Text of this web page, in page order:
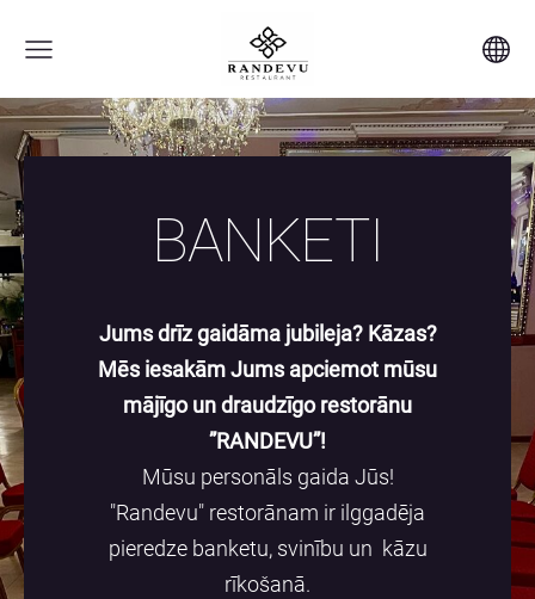
BANKETI
Jums drīz gaidāma jubileja? Kāzas?
Mēs iesakām Jums apciemot mūsu
mājīgo un draudzīgo restorānu
”RANDEVU”!
Mūsu personāls gaida Jūs!
"Randevu" restorānam ir ilggadēja
pieredze banketu, svinību un kāzu
rīkošanā.